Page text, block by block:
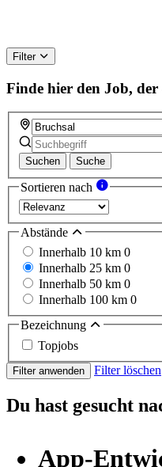
Filter
Finde hier den Job, der
Suchen Suche
Sortieren nach
Abstände
Innerhalb 10 km 0
Innerhalb 25 km 0
Innerhalb 50 km 0
Innerhalb 100 km 0
Bezeichnung
Topjobs
Filter anwenden Filter löschen
Du hast gesucht
App-